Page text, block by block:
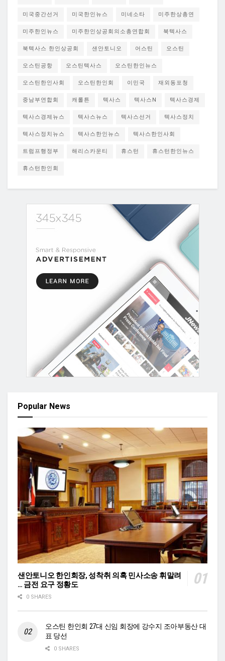
미국중간선거 미국한인뉴스 미네소타 미주한상총연
미주한인뉴스 미주한인상공회의소총연합회 북텍사스
북텍사스 한인상공회 샌안토니오 어스틴 오스틴
오스틴공항 오스틴텍사스 오스틴한인뉴스
오스틴한인사회 오스틴한인회 이민국 재외동포청
중남부연합회 캐롤튼 텍사스 텍사스N 텍사스경제
텍사스경제뉴스 텍사스뉴스 텍사스선거 텍사스정치
텍사스정치뉴스 텍사스한인뉴스 텍사스한인사회
트럼프행정부 해리스카운티 휴스턴 휴스턴한인뉴스
휴스턴한인회
Popular News
샌안토니오 한인회장, 성착취 의혹 민사소송 휘말려
… 금전 요구 정황도
0 SHARES
오스틴 한인회 27대 신임 회장에 강수지 조아부동산 대
표 당선
0 SHARES